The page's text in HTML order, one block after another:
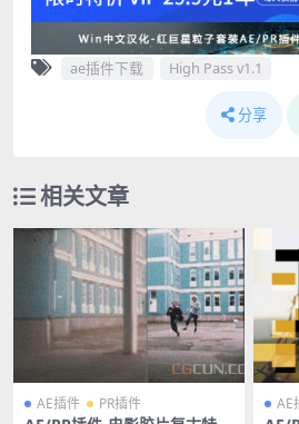
ae插件下载 High Pass v1.1
分享
相关文章
AE插件 PR插件 AE